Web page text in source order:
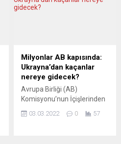
radyosunun özel haberinde,
boyunca polisin ve
jandarmanın cinsel saldırı
mağduru çocukların
ifadesini...
Milyonlar AB kapısında:
Ukrayna’dan kaçanlar
nereye gidecek?
Avrupa Birliği (AB)
Komisyonu’nun İçişlerinden
Johansson, Ukrayna’daki
03.03.2022 0 57